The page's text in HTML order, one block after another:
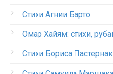
Стихи Агнии Барто
Омар Хайям: стихи,
Стихи Бориса